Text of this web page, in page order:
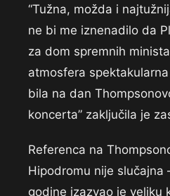
“Tužna, možda i
ne bi me iznenadilo da
za dom spremnih
atmosfera
bila na dan
koncerta” zaključila je
Referenca na
Hipodromu nije
godine izazvao je veliku